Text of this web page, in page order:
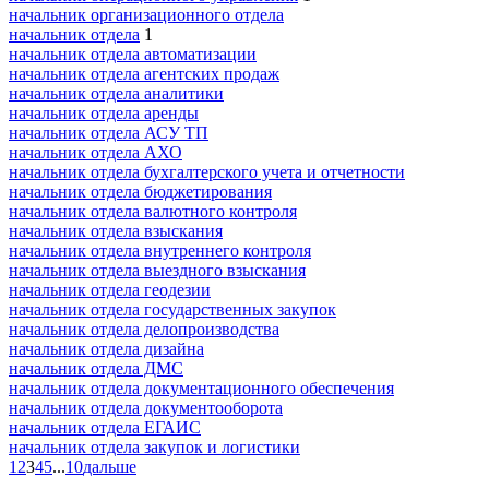
начальник организационного отдела
начальник отдела 1
начальник отдела автоматизации
начальник отдела агентских продаж
начальник отдела аналитики
начальник отдела аренды
начальник отдела АСУ ТП
начальник отдела АХО
начальник отдела бухгалтерского учета и отчетности
начальник отдела бюджетирования
начальник отдела валютного контроля
начальник отдела взыскания
начальник отдела внутреннего контроля
начальник отдела выездного взыскания
начальник отдела геодезии
начальник отдела государственных закупок
начальник отдела делопроизводства
начальник отдела дизайна
начальник отдела ДМС
начальник отдела документационного обеспечения
начальник отдела документооборота
начальник отдела ЕГАИС
начальник отдела закупок и логистики
1 2345...10дальше